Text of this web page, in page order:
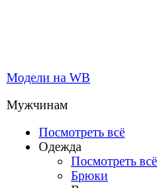
Модели на WB
Мужчинам
Посмотреть всё
Одежда
Посмотреть всё
Брюки